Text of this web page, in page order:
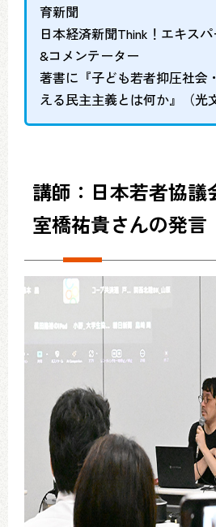
育新聞
日本経済新聞Think！エキス
&コメンテーター
著書に『子ども若者抑圧社会
える民主主義とは何か』（光
講師：日本若者協議
室橋祐貴さんの発言